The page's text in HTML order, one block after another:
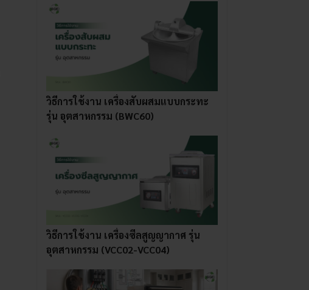
วิธีการใช้งาน เครื่องสับผสมแบบกระทะ
รุ่น อุตสาหกรรม (BWC60)
วิธีการใช้งาน เครื่องซีลสูญญากาศ รุ่น
อุตสาหกรรม (VCC02-VCC04)